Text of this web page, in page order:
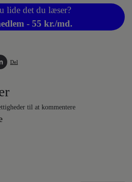
lide det du læser?
- 55 kr./md.
Del
til at kommentere